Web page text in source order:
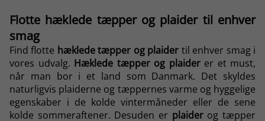
Flotte hæklede tæpper og plaider til enhver
smag
Find flotte hæklede tæpper og plaider til enhver smag i
vores udvalg. Hæklede tæpper og plaiderer et must,
når man bor i et land som Danmark. Det skyldes
naturligvis plaiderne og tæppernes varme og hyggelige
egenskaber i de kolde vintermåneder eller de sene
kolde sommeraftener. Desuden er plaider og tæpper